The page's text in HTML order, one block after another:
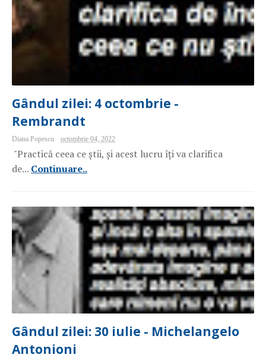
Gândul zilei: 4 octombrie -
Rembrandt
Diana Popescu octombrie 04, 2022
"Practică ceea ce știi, și acest lucru îți va clarifica
de... Continuare..
Gândul zilei: 30 iulie - Michelangelo
Antonioni